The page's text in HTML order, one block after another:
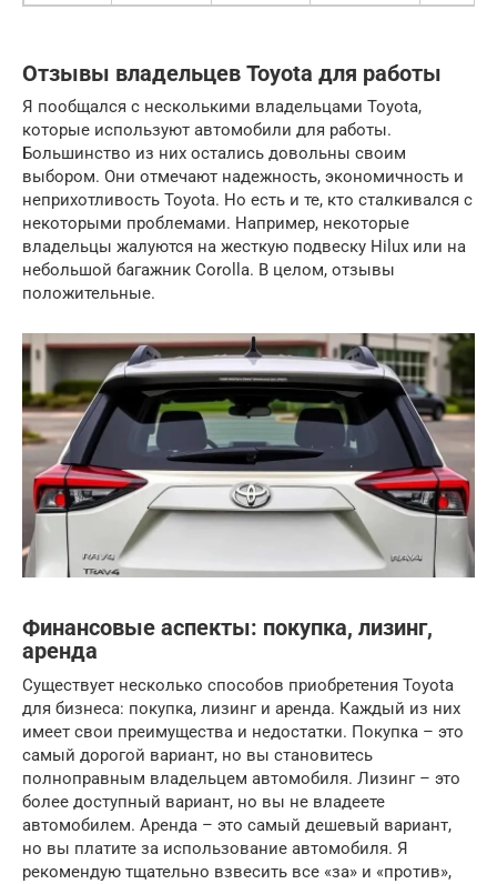
Отзывы владельцев Toyota для работы
Я пообщался с несколькими владельцами Toyota,
которые используют автомобили для работы.
Большинство из них остались довольны своим
выбором. Они отмечают надежность, экономичность и
неприхотливость Toyota. Но есть и те, кто сталкивался с
некоторыми проблемами. Например, некоторые
владельцы жалуются на жесткую подвеску Hilux или на
небольшой багажник Corolla. В целом, отзывы
положительные.
Финансовые аспекты: покупка, лизинг,
аренда
Существует несколько способов приобретения Toyota
для бизнеса: покупка, лизинг и аренда. Каждый из них
имеет свои преимущества и недостатки. Покупка – это
самый дорогой вариант, но вы становитесь
полноправным владельцем автомобиля. Лизинг – это
более доступный вариант, но вы не владеете
автомобилем. Аренда – это самый дешевый вариант,
но вы платите за использование автомобиля. Я
рекомендую тщательно взвесить все «за» и «против»,